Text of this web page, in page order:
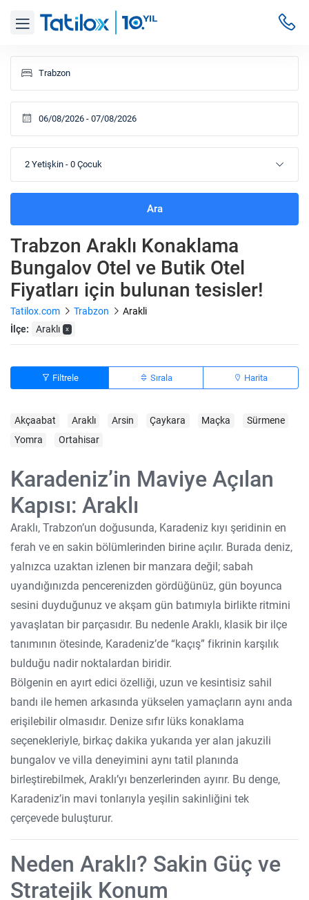
2 Yetişkin - 0 Çocuk
Ara
Trabzon Araklı Konaklama
Bungalov Otel ve Butik Otel
Fiyatları için bulunan tesisler!
Tatilox.com Trabzon
Arakli
İlçe:
Araklı x
Filtrele Sırala Harita
Akçaabat Araklı Arsin Çaykara Maçka
Sürmene
Yomra
Ortahisar
Karadeniz’in Maviye Açılan
Kapısı: Araklı
Araklı, Trabzon’un doğusunda, Karadeniz kıyı şeridinin en
ferah ve en sakin bölümlerinden birine açılır. Burada deniz,
yalnızca uzaktan izlenen bir manzara değil; sabah
uyandığınızda pencerenizden gördüğünüz, gün boyunca
sesini duyduğunuz ve akşam gün batımıyla birlikte ritmini
yavaşlatan bir parçasıdır. Bu nedenle Araklı, klasik bir ilçe
tanımının ötesinde, Karadeniz’de “kaçış” fikrinin karşılık
bulduğu nadir noktalardan biridir.
Bölgenin en ayırt edici özelliği, uzun ve kesintisiz sahil
bandı ile hemen arkasında yükselen yamaçların aynı anda
erişilebilir olmasıdır. Denize sıfır lüks konaklama
seçenekleriyle, birkaç dakika yukarıda yer alan jakuzili
bungalov ve villa deneyimini aynı tatil planında
birleştirebilmek, Araklı’yı benzerlerinden ayırır. Bu denge,
Karadeniz’in mavi tonlarıyla yeşilin sakinliğini tek
çerçevede buluşturur.
Neden Araklı? Sakin Güç ve
Stratejik Konum